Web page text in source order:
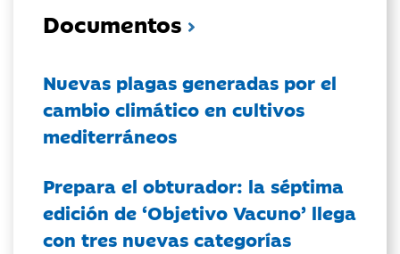
Documentos
Nuevas plagas generadas por el
cambio climático en cultivos
mediterráneos
Prepara el obturador: la séptima
edición de ‘Objetivo Vacuno’ llega
con tres nuevas categorías